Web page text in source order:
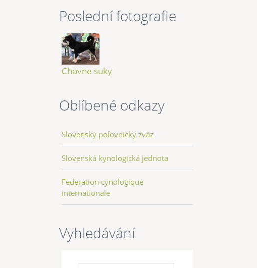
Poslední fotografie
Chovne suky
Oblíbené odkazy
Slovenský poľovnícky zväz
Slovenská kynologická jednota
Federation cynologique
internationale
Vyhledávání